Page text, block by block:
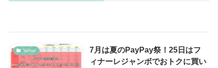
Yahoo
7月は夏のPayPay祭！25日はフ
ィナーレジャンボでおトクに買い